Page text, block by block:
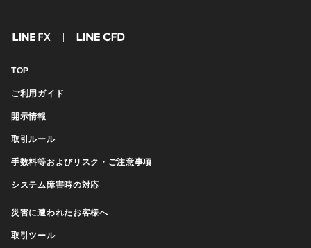
TOP
ご利用ガイド
開示情報
取引ルール
手数料等およびリスク・ご注意事項
システム障害時の対応
災害に遭われたお客様へ
取引ツール